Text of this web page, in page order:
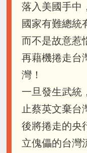
落入美國手中
國家有難總統
而不是故意惹
再藉機捲走台
灣！
一旦發生武統
止蔡英文棄台
後將捲走的央
立傀儡的台灣